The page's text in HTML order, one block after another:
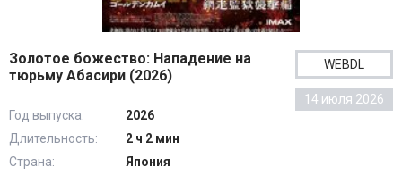
Золотое божество: Нападение на
тюрьму Абасири (2026)
WEBDL
14 июля 2026
Год выпуска:
2026
Длительность:
2 ч 2 мин
Страна:
Япония